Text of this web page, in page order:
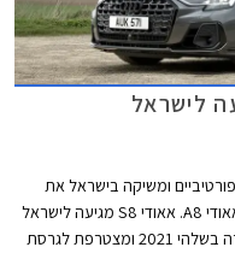
ומשיקה בישראל את
אאודי S8, גרסת הביצועים של מכונית הפאר אאודי A8. אאודי S8 מגיעה לישראל
במהדורה מעודכנת לאחר מתיחת פנים שעברה בשלהי 2021 ומצטרפת לגרסת